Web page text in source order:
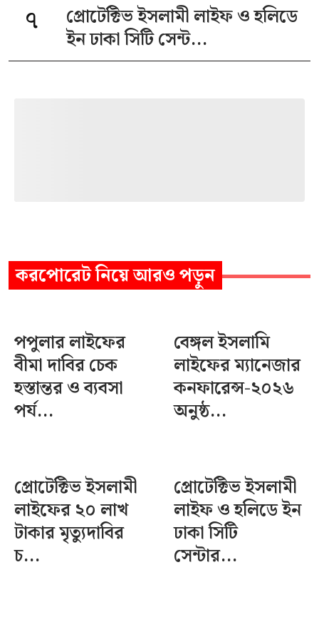
৭
প্রোটেক্টিভ ইসলামী লাইফ ও হলিডে
ইন ঢাকা সিটি সেন্ট...
করপোরেটনিয়ে আরও পড়ুন
পপুলার লাইফের
বীমা দাবির চেক
হস্তান্তর ও ব্যবসা
পর্য...
বেঙ্গল ইসলামি
লাইফের ম্যানেজার
কনফারেন্স-২০২৬
অনুষ্ঠ...
প্রোটেক্টিভ ইসলামী
লাইফের ২০ লাখ
টাকার মৃত্যুদাবির
চ...
প্রোটেক্টিভ ইসলামী
লাইফ ও হলিডে ইন
ঢাকা সিটি
সেন্টার...